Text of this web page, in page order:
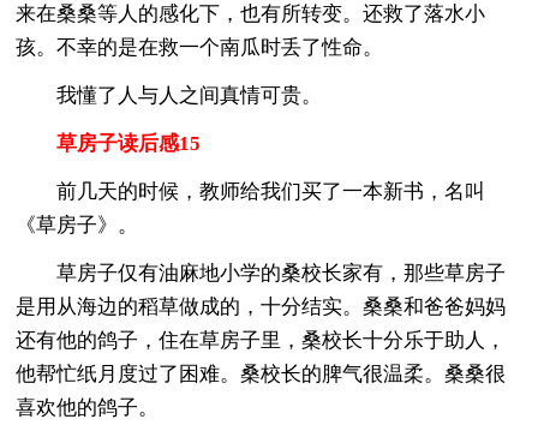
来在桑桑等人的感化下，也有所转变。还救了落水小
孩。不幸的是在救一个南瓜时丢了性命。
我懂了人与人之间真情可贵。
草房子读后感15
前几天的时候，教师给我们买了一本新书，名叫
《草房子》。
草房子仅有油麻地小学的桑校长家有，那些草房子
是用从海边的稻草做成的，十分结实。桑桑和爸爸妈妈
还有他的鸽子，住在草房子里，桑校长十分乐于助人，
他帮忙纸月度过了困难。桑校长的脾气很温柔。桑桑很
喜欢他的鸽子。